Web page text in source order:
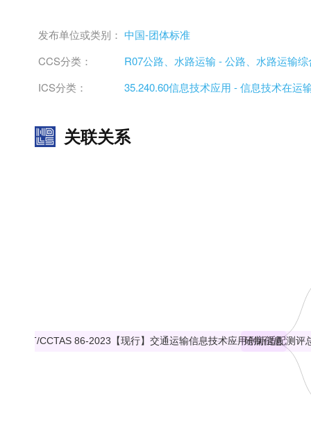
发布单位或类别： 中国-团体标准
CCS分类：
R07公路、水路运输 - 公路、水路运输
ICS分类：
35.240.60信息技术应用 - 信息技术在运
关联关系